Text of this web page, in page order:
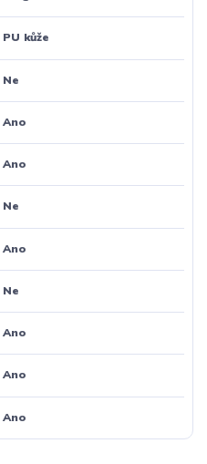
PU kůže
Ne
Ano
Ano
Ne
Ano
Ne
Ano
Ano
Ano